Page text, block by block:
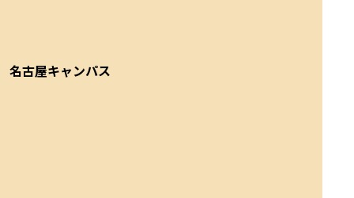
名古屋キャンパス